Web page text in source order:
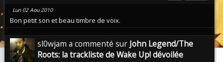
Lun 02 Aou 2010
Bon petit son et beau timbre de voix.
sl0wjam a commenté sur John Legend/The
Roots: la trackliste de Wake Up! dévoilée